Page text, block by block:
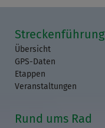
Streckenführung
Übersicht
GPS-Daten
Etappen
Veranstaltungen
Rund ums Rad